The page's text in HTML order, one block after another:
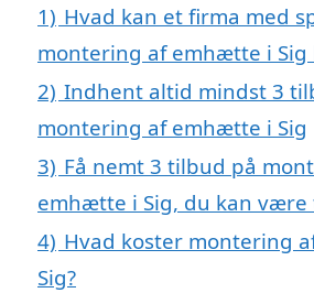
1) Hvad kan et firma med
montering af emhætte i
2) Indhent altid mindst 3
montering af emhætte i Sig
3) Få nemt 3 tilbud på
emhætte i Sig, du kan være
4) Hvad koster montering
Sig?